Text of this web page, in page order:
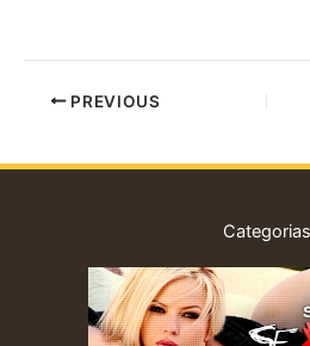
PREVIOUS
Categorias